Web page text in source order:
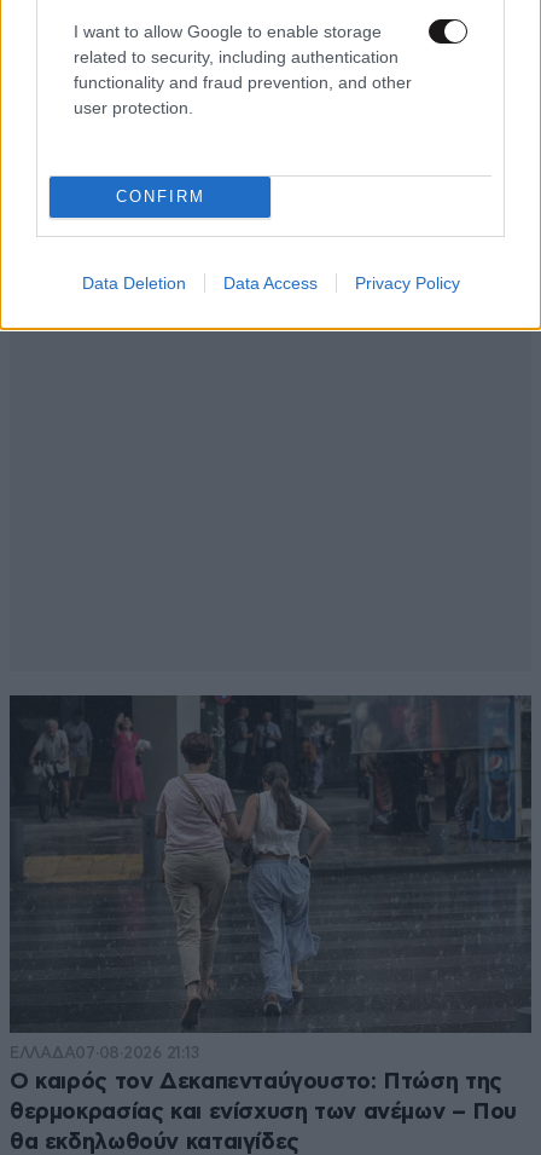
I want to allow Google to enable storage
related to security, including authentication
functionality and fraud prevention, and other
user protection.
CONFIRM
Data Deletion Data Access Privacy Policy
ΕΛΛΑΔΑ07·08·2026 21:13
Ο καιρός τον Δεκαπενταύγουστο: Πτώση της
θερμοκρασίας και ενίσχυση των ανέμων – Που
θα εκδηλωθούν καταιγίδες